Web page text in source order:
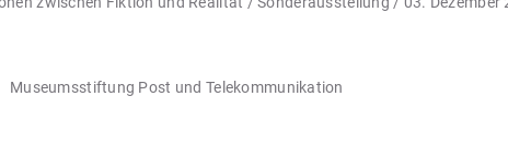
Museumsstiftung Post und Telekommunikation